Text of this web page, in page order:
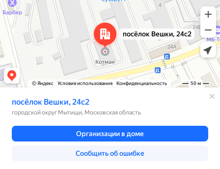
Диагностика CAN шины для Вольво
Диагностика, ремонт проводки Вольво
Замена турбины двигателя Вольво
Замена свечей накаливания на дизеле Вольво
Замена сальника распредвала Вольво
Замена сальника привода Вольво
Замена сальника коленвала Вольво
Замена ремня ГРМ Вольво
Замена распредвала автомобиля Вольво
Замена радиатора системы охлаждения Вольво